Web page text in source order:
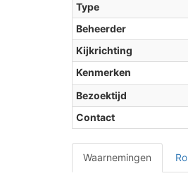
Type
Beheerder
Kijkrichting
Kenmerken
Bezoektijd
Contact
Waarnemingen